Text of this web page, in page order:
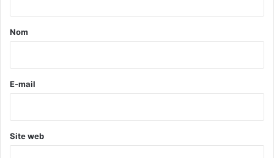
a
e
Nom
E-mail
Site web